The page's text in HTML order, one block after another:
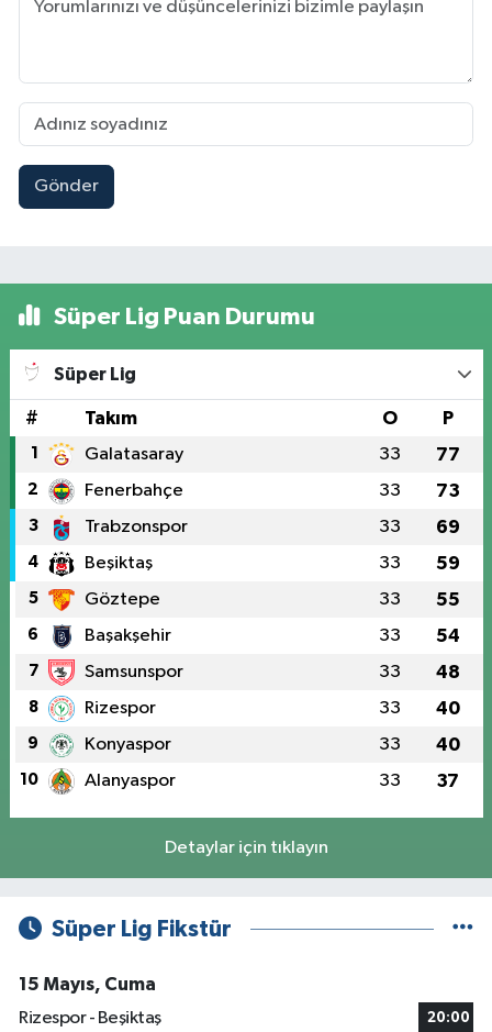
Gönder
Süper Lig Puan Durumu
Süper Lig
# Takım O P
1 Galatasaray 33 77
2 Fenerbahçe 33 73
3 Trabzonspor 33 69
4 Beşiktaş 33 59
5 Göztepe 33 55
6 Başakşehir 33 54
7 Samsunspor 33 48
8 Rizespor 33 40
9 Konyaspor 33 40
10 Alanyaspor 33 37
Detaylar için tıklayın
Süper Lig Fikstür
15 Mayıs, Cuma
Rizespor - Beşiktaş
20:00